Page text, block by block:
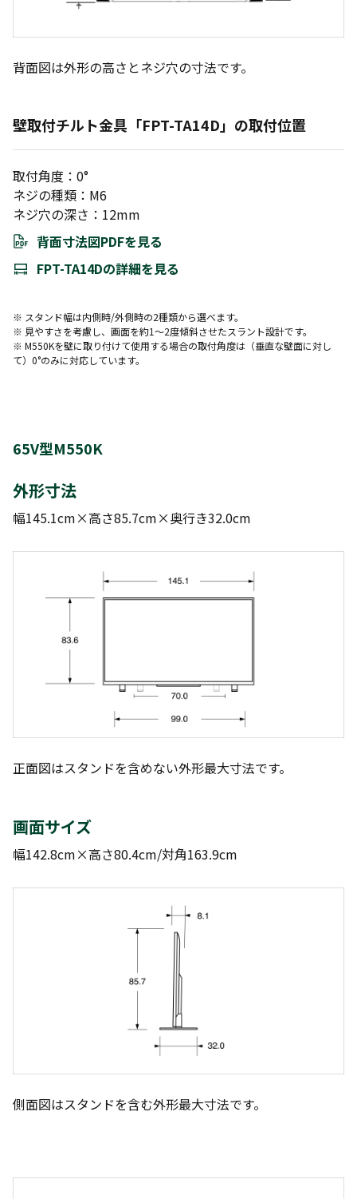
背面図は外形の高さとネジ穴の寸法です。
壁取付チルト金具「FPT-TA14D」の取付位置
取付角度：0°
ネジの種類：M6
ネジ穴の深さ：12mm
背面寸法図PDFを見る
FPT-TA14Dの詳細を見る
※ スタンド幅は内側時/外側時の2種類から選べます。
※ 見やすさを考慮し、画面を約1～2度傾斜させたスラント設計です。
※ M550Kを壁に取り付けて使用する場合の取付角度は（垂直な壁面に対し
て）0°のみに対応しています。
65V型M550K
外形寸法
幅145.1cm×高さ85.7cm×奥行き32.0cm
正面図はスタンドを含めない外形最大寸法です。
画面サイズ
幅142.8cm×高さ80.4cm/対角163.9cm
側面図はスタンドを含む外形最大寸法です。